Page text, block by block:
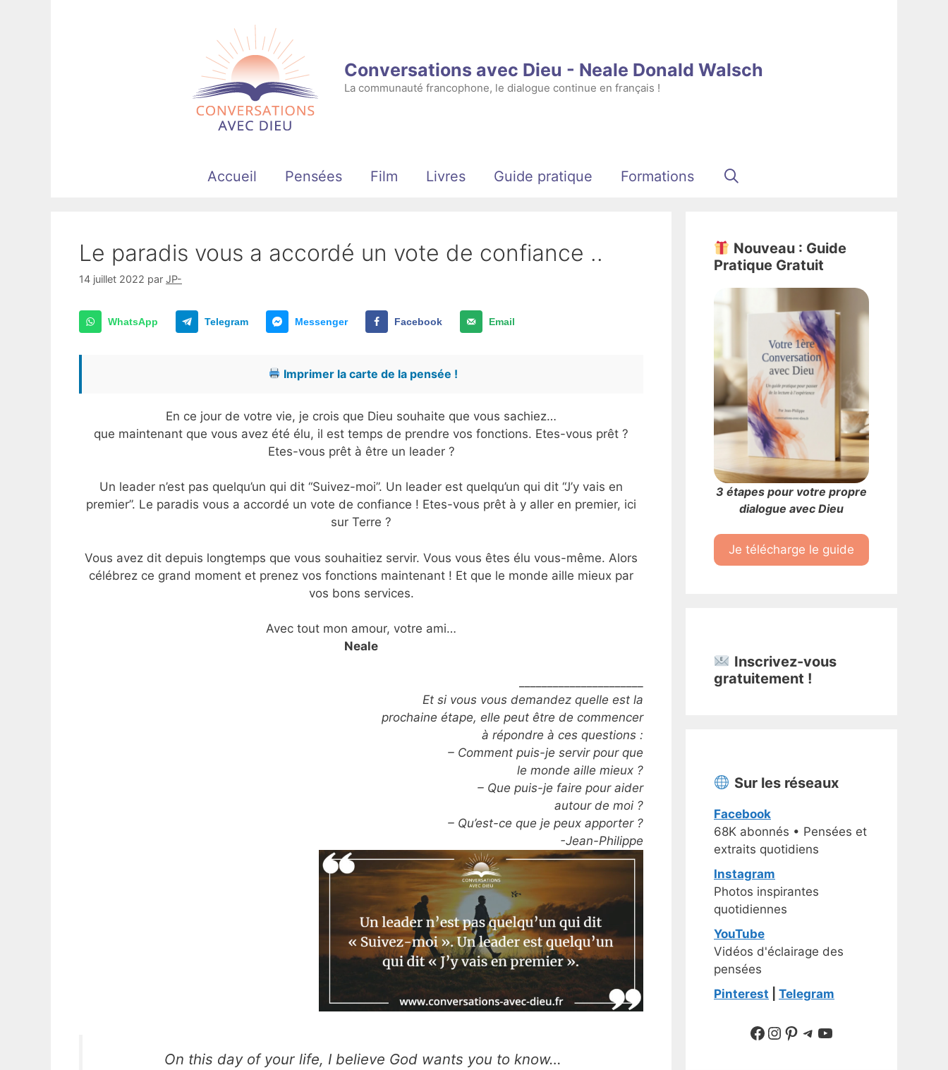
Conversations avec Dieu - Neale Donald Walsch
La communauté francophone, le dialogue continue en français !
Accueil Pensées Film Livres Guide pratique Formations
Le paradis vous a accordé un vote de confiance ..
14 juillet 2022 par JP-
WhatsApp Telegram Messenger Facebook Email
Imprimer la carte de la pensée !
En ce jour de votre vie, je crois que Dieu souhaite que vous sachiez…
que maintenant que vous avez été élu, il est temps de prendre vos fonctions. Etes-vous prêt ?
Etes-vous prêt à être un leader ?
Un leader n’est pas quelqu’un qui dit “Suivez-moi”. Un leader est quelqu’un qui dit “J’y vais en
premier”. Le paradis vous a accordé un vote de confiance ! Etes-vous prêt à y aller en premier, ici
sur Terre ?
Vous avez dit depuis longtemps que vous souhaitiez servir. Vous vous êtes élu vous-même. Alors
célébrez ce grand moment et prenez vos fonctions maintenant ! Et que le monde aille mieux par
vos bons services.
Avec tout mon amour, votre ami…
Neale
Et si vous vous demandez quelle est la
prochaine étape, elle peut être de commencer
à répondre à ces questions :
– Comment puis-je servir pour que
le monde aille mieux ?
– Que puis-je faire pour aider
autour de moi ?
– Qu’est-ce que je peux apporter ?
-Jean-Philippe
On this day of your life, I believe God wants you to know…
Nouveau : Guide
Pratique Gratuit
3 étapes pour votre propre
dialogue avec Dieu
Je télécharge le guide
Inscrivez-vous
gratuitement !
Sur les réseaux
Facebook
68K abonnés • Pensées et
extraits quotidiens
Instagram
Photos inspirantes
quotidiennes
YouTube
Vidéos d'éclairage des
pensées
Pinterest
Telegram
Suivre sur Facebook
Suivre sur Instagram
Pinterest
Sur Telegram
YouTube